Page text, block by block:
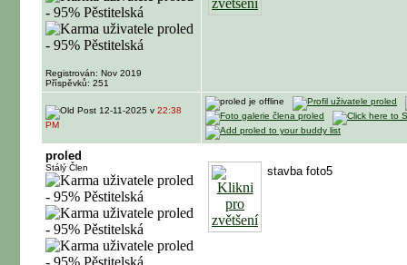
Registrován: Nov 2019
Příspěvků: 251
12-11-2025 v 22:38
PM
proled
Stálý Člen stavba foto5